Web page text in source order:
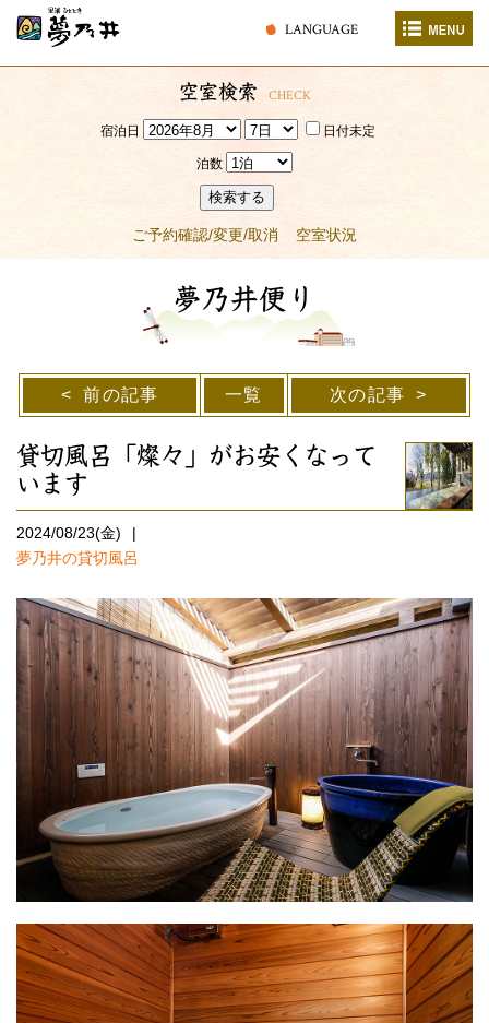
LANGUAGE
空室検索 CHECK
宿泊日 日付未定
泊数
検索する
ご予約確認/変更/取消 空室状況
夢乃井便り
前の記事 一覧 次の記事
貸切風呂「燦々」がお安くなって
います
2024/08/23(金)
夢乃井の貸切風呂